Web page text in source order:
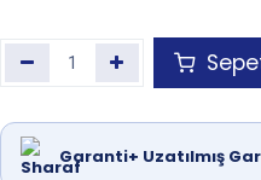
Garanti+ Uzatılmış